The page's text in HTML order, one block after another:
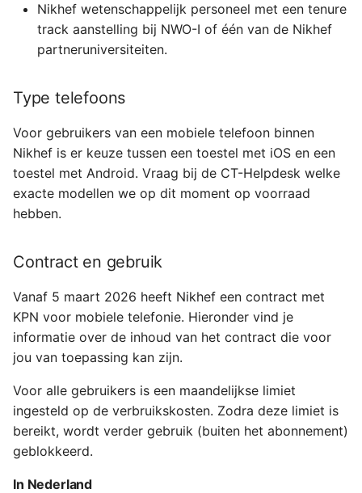
bellen/sms’en/internet
gebruiken?
chatdienst X?
Moet ik 24/7 bereikbaar
zijn?
Kan ik mijn privé mobiele
nummer meenemen naar
Kan ik mijn mobiele
nummer meenemen als ik
uit dienst ga?
Wanneer wordt mijn 06-
nummer geporteerd?
Kan ik zelf apps
installeren op de door
Nikhef geleverde mobiele
Nikhef wetenschappelijk personeel met een tenure
track aanstelling bij NWO-I of één van de Nikhef
partneruniversiteiten.
Type telefoons
Voor gebruikers van een mobiele telefoon binnen
Nikhef is er keuze tussen een toestel met iOS en een
toestel met Android. Vraag bij de CT-Helpdesk welke
exacte modellen we op dit moment op voorraad
hebben.
Contract en gebruik
Vanaf 5 maart 2026 heeft Nikhef een contract met
KPN voor mobiele telefonie. Hieronder vind je
informatie over de inhoud van het contract die voor
jou van toepassing kan zijn.
Voor alle gebruikers is een maandelijkse limiet
ingesteld op de verbruikskosten. Zodra deze limiet is
bereikt, wordt verder gebruik (buiten het abonnement)
geblokkeerd.
In Nederland